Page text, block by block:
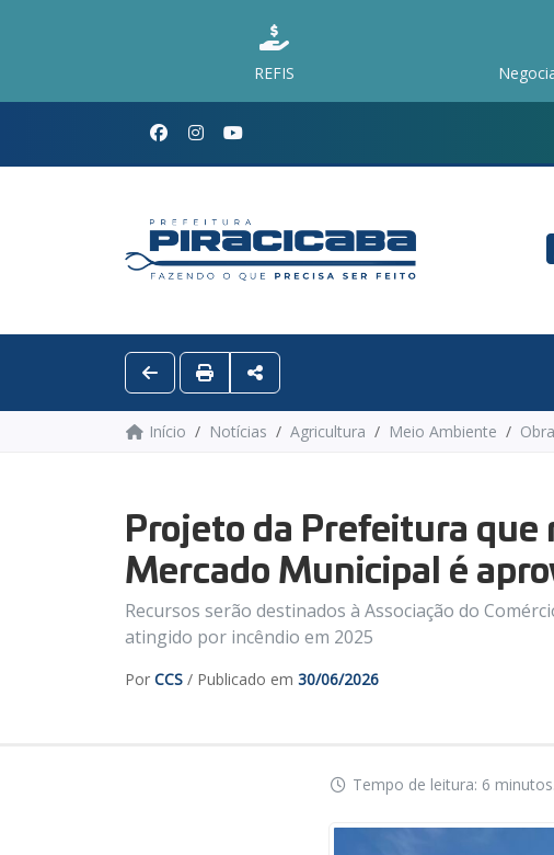
REFIS
Início Notícias Agricultura Meio Ambiente
Projeto da Prefeitura que
Mercado Municipal é
Recursos serão destinados à Associação do
atingido por incêndio em 2025
Por CCS / Publicado em 30/06/2026
Tempo de leitura: 6 minutos.